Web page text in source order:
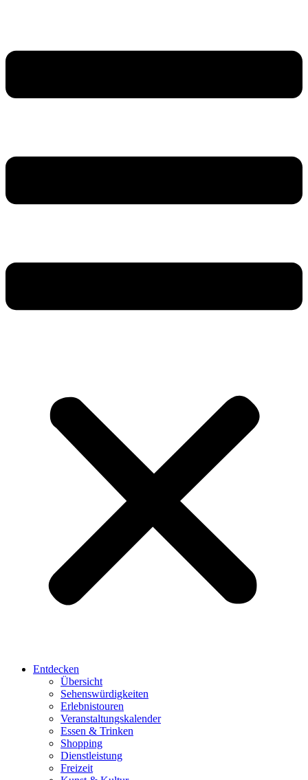
Entdecken
Übersicht
Sehenswürdigkeiten
Erlebnistouren
Veranstaltungskalender
Essen & Trinken
Shopping
Dienstleistung
Freizeit